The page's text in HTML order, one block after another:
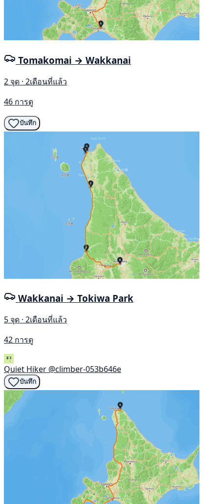
Tomakomai → Wakkanai
2 จุด · 2เดือนที่แล้ว
46 การดู
บันทึก
Wakkanai → Tokiwa Park
5 จุด · 2เดือนที่แล้ว
42 การดู
Quiet Hiker @climber-053b646e
บันทึก